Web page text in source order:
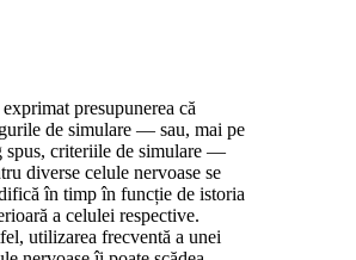
exprimat presupunerea că
de simulare — sau, mai pe
spus, criteriile de simulare —
diverse celule nervoase se
în timp în funcție de istoria
a celulei respective.
utilizarea frecventă a unei